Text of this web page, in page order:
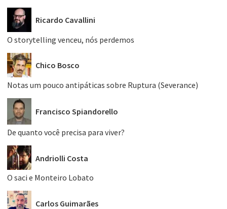
Ricardo Cavallini
O storytelling venceu, nós perdemos
Chico Bosco
Notas um pouco antipáticas sobre Ruptura (Severance)
Francisco Spiandorello
De quanto você precisa para viver?
Andriolli Costa
O saci e Monteiro Lobato
Carlos Guimarães